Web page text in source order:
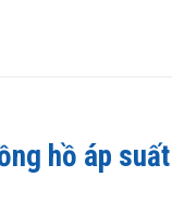
hồ áp